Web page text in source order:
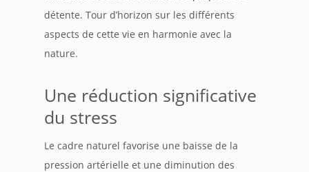
détente. Tour d’horizon sur les différents
aspects de cette vie en harmonie avec la
nature.
Une réduction significative
du stress
Le cadre naturel favorise une baisse de la
pression artérielle et une diminution des